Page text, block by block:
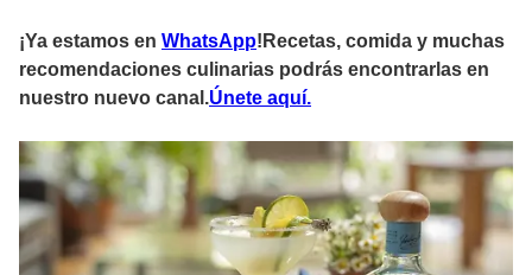
¡Ya estamos en WhatsApp!Recetas, comida y muchas
recomendaciones culinarias podrás encontrarlas en
nuestro nuevo canal.Únete aquí.